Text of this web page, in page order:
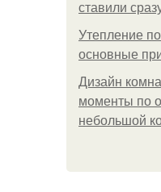
ставили
Утепление
основные
Дизайн
моменты по
небольшой